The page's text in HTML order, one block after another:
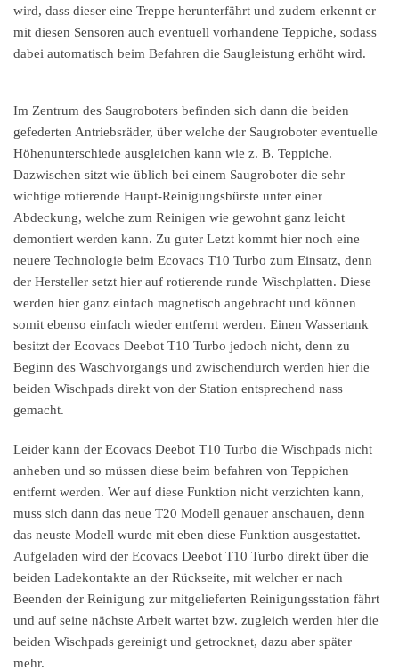
wird, dass dieser eine Treppe herunterfährt und zudem erkennt er
mit diesen Sensoren auch eventuell vorhandene Teppiche, sodass
dabei automatisch beim Befahren die Saugleistung erhöht wird.
Im Zentrum des Saugroboters befinden sich dann die beiden
gefederten Antriebsräder, über welche der Saugroboter eventuelle
Höhenunterschiede ausgleichen kann wie z. B. Teppiche.
Dazwischen sitzt wie üblich bei einem Saugroboter die sehr
wichtige rotierende Haupt-Reinigungsbürste unter einer
Abdeckung, welche zum Reinigen wie gewohnt ganz leicht
demontiert werden kann. Zu guter Letzt kommt hier noch eine
neuere Technologie beim Ecovacs T10 Turbo zum Einsatz, denn
der Hersteller setzt hier auf rotierende runde Wischplatten. Diese
werden hier ganz einfach magnetisch angebracht und können
somit ebenso einfach wieder entfernt werden. Einen Wassertank
besitzt der Ecovacs Deebot T10 Turbo jedoch nicht, denn zu
Beginn des Waschvorgangs und zwischendurch werden hier die
beiden Wischpads direkt von der Station entsprechend nass
gemacht.
Leider kann der Ecovacs Deebot T10 Turbo die Wischpads nicht
anheben und so müssen diese beim befahren von Teppichen
entfernt werden. Wer auf diese Funktion nicht verzichten kann,
muss sich dann das neue T20 Modell genauer anschauen, denn
das neuste Modell wurde mit eben diese Funktion ausgestattet.
Aufgeladen wird der Ecovacs Deebot T10 Turbo direkt über die
beiden Ladekontakte an der Rückseite, mit welcher er nach
Beenden der Reinigung zur mitgelieferten Reinigungsstation fährt
und auf seine nächste Arbeit wartet bzw. zugleich werden hier die
beiden Wischpads gereinigt und getrocknet, dazu aber später
mehr.